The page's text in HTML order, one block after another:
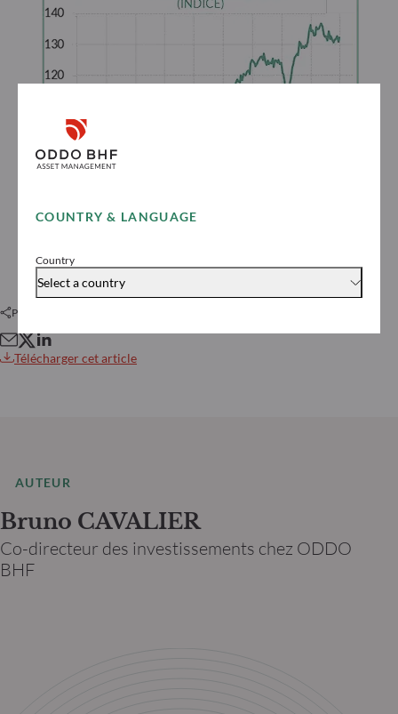
COUNTRY & LANGUAGE
Country
Select a country
Partager cet article
Télécharger cet article
AUTEUR
Bruno CAVALIER
Co-directeur des investissements chez ODDO
BHF